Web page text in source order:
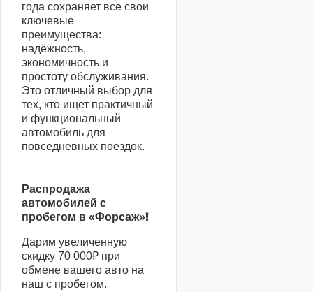
года сохраняет все свои
ключевые
преимущества:
надёжность,
экономичность и
простоту обслуживания.
Это отличный выбор для
тех, кто ищет практичный
и функциональный
автомобиль для
повседневных поездок.
Распродажа
автомобилей с
пробегом в «Форсаж»❕
Дарим увеличенную
скидку 70 000₽ при
обмене вашего авто на
наш с пробегом.